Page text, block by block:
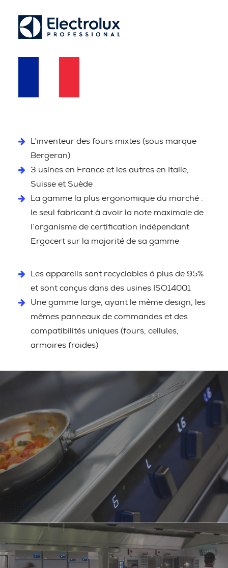
L’inventeur des fours mixtes (sous marque
Bergeran)
3 usines en France et les autres en Italie,
Suisse et Suède
La gamme la plus ergonomique du marché :
le seul fabricant à avoir la note maximale de
l’organisme de certification indépendant
Ergocert sur la majorité de sa gamme
Les appareils sont recyclables à plus de 95%
et sont conçus dans des usines ISO14001
Une gamme large, ayant le même design, les
mêmes panneaux de commandes et des
compatibilités uniques (fours, cellules,
armoires froides)